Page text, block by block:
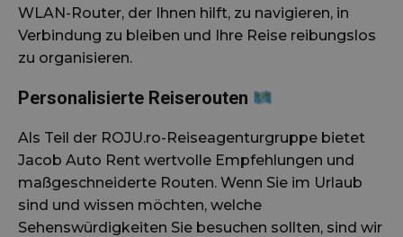
WLAN-Router, der Ihnen hilft, zu navigieren, in
Verbindung zu bleiben und Ihre Reise reibungslos
zu organisieren.
Personalisierte Reiserouten
Als Teil der ROJU.ro-Reiseagenturgruppe bietet
Jacob Auto Rent wertvolle Empfehlungen und
maßgeschneiderte Routen. Wenn Sie im Urlaub
sind und wissen möchten, welche
Sehenswürdigkeiten Sie besuchen sollten, sind wir